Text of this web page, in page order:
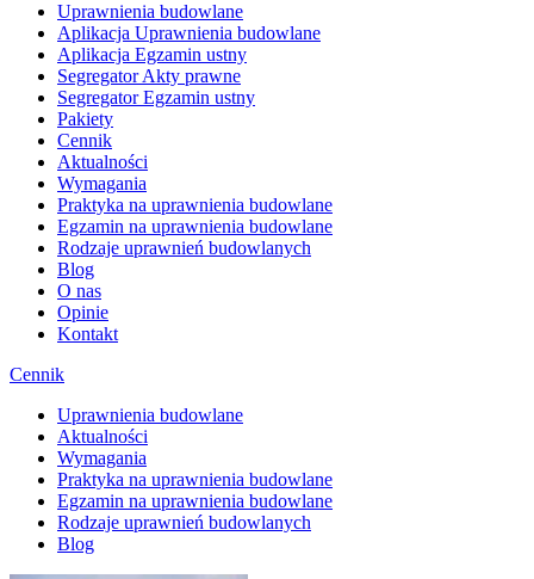
Uprawnienia budowlane
Aplikacja Uprawnienia budowlane
Aplikacja Egzamin ustny
Segregator Akty prawne
Segregator Egzamin ustny
Pakiety
Cennik
Aktualności
Wymagania
Praktyka na uprawnienia budowlane
Egzamin na uprawnienia budowlane
Rodzaje uprawnień budowlanych
Blog
O nas
Opinie
Kontakt
Cennik
Uprawnienia budowlane
Aktualności
Wymagania
Praktyka na uprawnienia budowlane
Egzamin na uprawnienia budowlane
Rodzaje uprawnień budowlanych
Blog